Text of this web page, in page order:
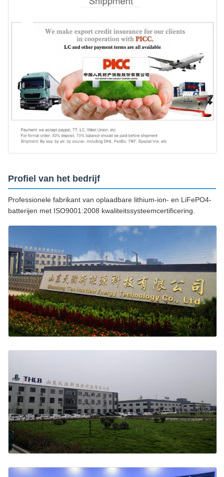
Profiel van het bedrijf
Professionele fabrikant van oplaadbare lithium-ion- en LiFePO4-
batterijen met ISO9001:2008 kwaliteitssysteemcertificering.